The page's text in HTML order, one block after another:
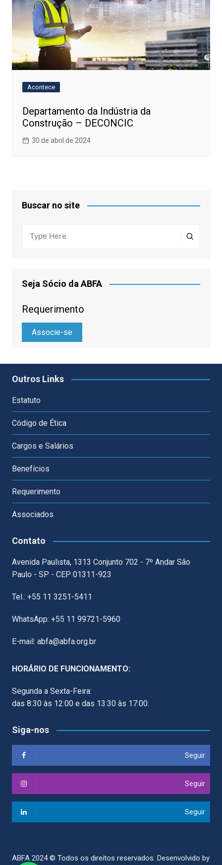
Acontece
Departamento da Indústria da
Construção – DECONCIC
30 de abril de 2024
Buscar no site
Seja Sócio da ABFA
Requerimento
Associe-se
Outros Links
Estatuto
Código de Ética
Cargos e Salários
Benefícios
Requerimento
Associados
Contato
Avenida Paulista, 1313 Conjunto 702 - 7º Andar São
Paulo - SP - CEP 01311-923
Tel.: +55 11 3251-5411
WhatsApp: +55 11 99721-5960
E-mail: abfa@abfa.org.br
HORÁRIO DE FUNCIONAMENTO:
Segunda a Sexta-Feira:
das 8:30 às 12:00 e das 13:30 às 17:00.
Siga-nos
Seguir
Seguir
Seguir
ABFA 2024 © Todos os direitos reservados. Desenvolvido by